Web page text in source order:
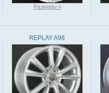
Размеры »
REPLAY A98